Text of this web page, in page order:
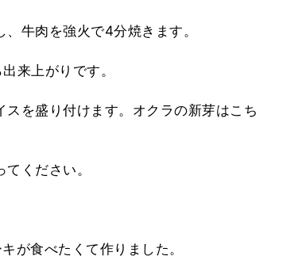
牛肉を強火で4分焼きます。
来上がりです。
を盛り付けます。オクラの新芽はこち
ください。
が食べたくて作りました。